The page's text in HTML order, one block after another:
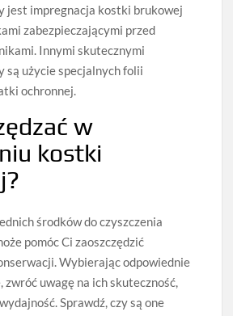
jest impregnacja kostki brukowej
zabezpieczającymi przed
Innymi skutecznymi
są użycie specjalnych folii
ochronnej.
w
kostki
środków do czyszczenia
pomóc Ci zaoszczędzić
Wybierając odpowiednie
zwróć uwagę na ich skuteczność,
Sprawdź, czy są one